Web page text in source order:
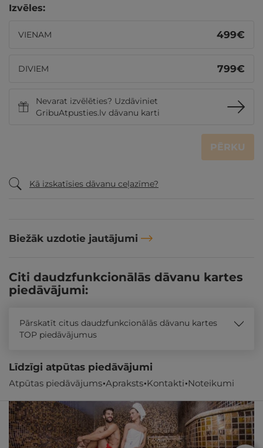
Izvēles:
VIENAM 499€
DIVIEM 799€
Nevarat izvēlēties? Uzdāviniet
GribuAtpusties.lv dāvanu karti
PĒRKU
Kā izskatīsies dāvanu ceļazīme?
Biežāk uzdotie jautājumi
Atpūtas piedāvājums Apraksts Kontakti Noteikumi
Citi daudzfunkcionālās dāvanu kartes
piedāvājumi:
Pārskatīt citus daudzfunkcionālās dāvanu kartes
TOP piedāvājumus
Līdzīgi atpūtas piedāvājumi